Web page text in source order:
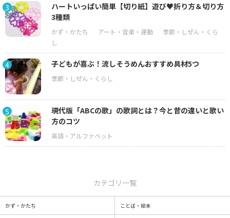
3
ハートいっぱい簡単【切り紙】遊び♥折り方＆切り方
3種類
4 子どもが喜ぶ！流しそうめんおすすめ具材5つ
5
現代版「ABCの歌」の歌詞とは？今と昔の違いと歌い
方のコツ
カテゴリ一覧
かず・かたち ことば・絵本